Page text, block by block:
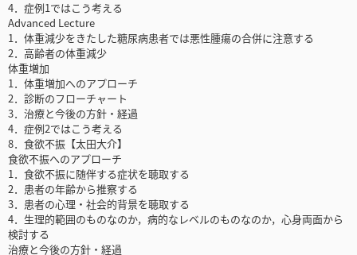
4．症例1ではこう考える
Advanced Lecture
1．体重減少をきたした糖尿病患者では悪性腫瘍の合併に注意する
2．高齢者の体重減少
体重増加
1．体重増加へのアプローチ
2．診断のフローチャート
3．治療と今後の方針・経過
4．症例2ではこう考える
8．食欲不振【太田大介】
食欲不振へのアプローチ
1．食欲不振に随伴する症状を聴取する
2．患者の年齢から推察する
3．患者の心理・社会的背景を聴取する
4．生理的範囲のものなのか，病的なレベルのものなのか，心身両面から
検討する
治療と今後の方針・経過